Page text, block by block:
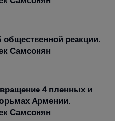
общественной реакции.
Самсонян
4 пленных и
Армении.
Самсонян